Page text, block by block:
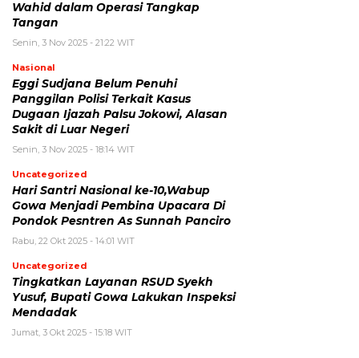
Wahid dalam Operasi Tangkap
Tangan
Senin, 3 Nov 2025 - 21:22 WIT
Nasional
Eggi Sudjana Belum Penuhi
Panggilan Polisi Terkait Kasus
Dugaan Ijazah Palsu Jokowi, Alasan
Sakit di Luar Negeri
Senin, 3 Nov 2025 - 18:14 WIT
Uncategorized
Hari Santri Nasional ke-10,Wabup
Gowa Menjadi Pembina Upacara Di
Pondok Pesntren As Sunnah Panciro
Rabu, 22 Okt 2025 - 14:01 WIT
Uncategorized
Tingkatkan Layanan RSUD Syekh
Yusuf, Bupati Gowa Lakukan Inspeksi
Mendadak
Jumat, 3 Okt 2025 - 15:18 WIT